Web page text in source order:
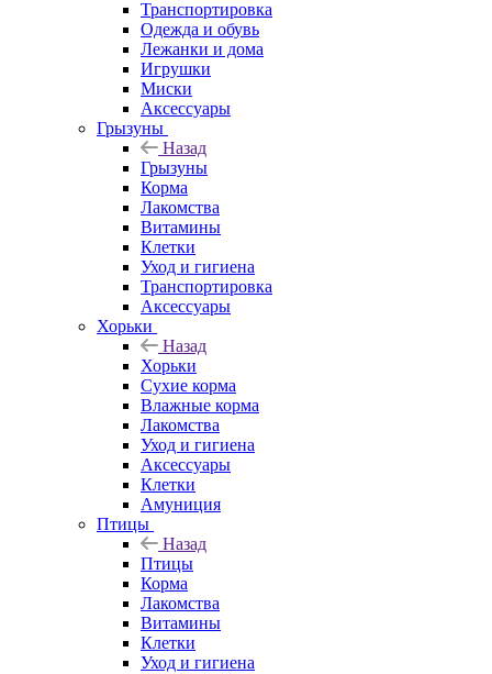
Транспортировка
Одежда и обувь
Лежанки и дома
Игрушки
Миски
Аксессуары
Грызуны
Назад
Грызуны
Корма
Лакомства
Витамины
Клетки
Уход и гигиена
Транспортировка
Аксессуары
Хорьки
Назад
Хорьки
Сухие корма
Влажные корма
Лакомства
Уход и гигиена
Аксессуары
Клетки
Амуниция
Птицы
Назад
Птицы
Корма
Лакомства
Витамины
Клетки
Уход и гигиена